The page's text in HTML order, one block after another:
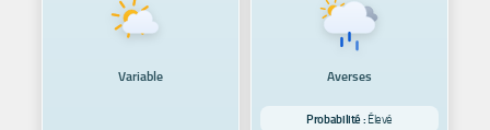
Variable Averses
Probabilité : Élevé